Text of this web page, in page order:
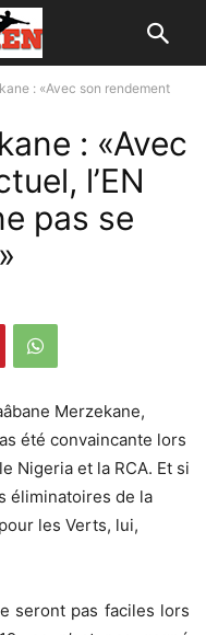
: «Avec son rendement
: «Avec
l’EN
pas se
Merzekane,
été convaincante lors
Nigeria et la RCA. Et si
éliminatoires de la
les Verts, lui,
seront pas faciles lors